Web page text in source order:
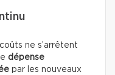
ne s’arrêtent
dépense
par les nouveaux